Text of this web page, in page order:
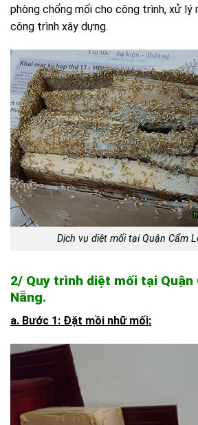
phòng chống mối cho công trình, xử lý
công trình xây dựng.
Dịch vụ diệt mối tại Quận Cẩm
2/ Quy trình diệt mối tại Quận
Nẵng.
a. Bước 1: Đặt mồi nhữ mối: